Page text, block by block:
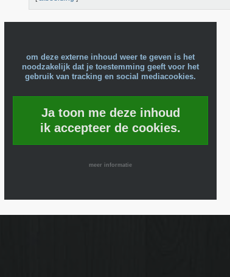
om deze externe inhoud weer te geven is het
noodzakelijk dat je toestemming geeft voor het
gebruik van tracking en social mediacookies.
Ja toon me deze inhoud
ik accepteer de cookies.
meer informatie